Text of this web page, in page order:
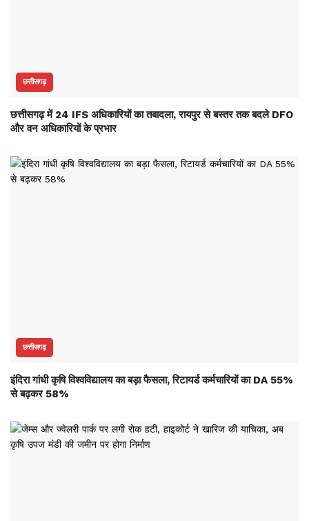
छत्तीसगढ़
छत्तीसगढ़ में 24 IFS अधिकारियों का तबादला, रायपुर से बस्तर तक बदले DFO
और वन अधिकारियों के प्रभार
छत्तीसगढ़
इंदिरा गांधी कृषि विश्वविद्यालय का बड़ा फैसला, रिटायर्ड कर्मचारियों का DA 55%
से बढ़कर 58%